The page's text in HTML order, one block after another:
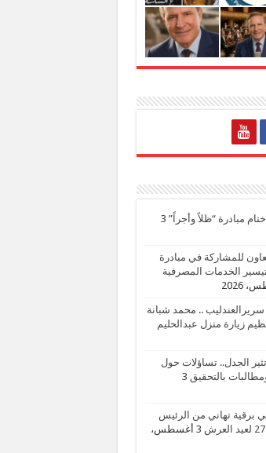
مبادرة “ظلاً وأجراً” 3
للمشاركة في مبادرة
الخدمات المصرفية
.. محمد شبانة
زيارة منزل عبدالحليم
الجدل.. تساؤلات حول
بالتحقيق 3
برقية تهاني من الرئيس
3 أغسطس،